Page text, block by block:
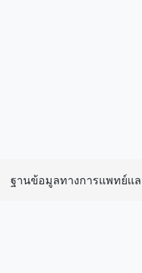
ฐานข้อมูลทางการแพทย์แ